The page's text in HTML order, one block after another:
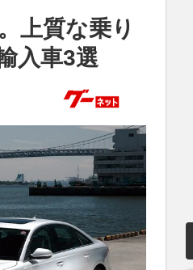
上質な乗り
入車3選